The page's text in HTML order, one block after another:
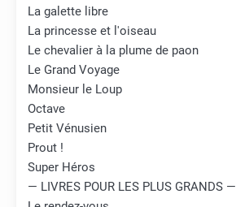
La galette libre
La princesse et l'oiseau
Le chevalier à la plume de paon
Le Grand Voyage
Monsieur le Loup
Octave
Petit Vénusien
Prout !
Super Héros
— LIVRES POUR LES PLUS GRANDS —